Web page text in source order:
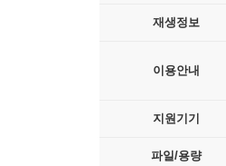
재생정보
이용안내
지원기기
파일/용량